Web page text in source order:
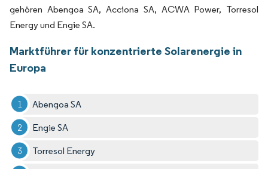
gehören Abengoa SA, Acciona SA, ACWA Power, Torresol
Energy und Engie SA.
Marktführer für konzentrierte Solarenergie in
Europa
Abengoa SA
Engie SA
Torresol Energy